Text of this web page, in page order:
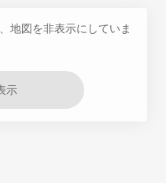
地図を非表示にしていま
示